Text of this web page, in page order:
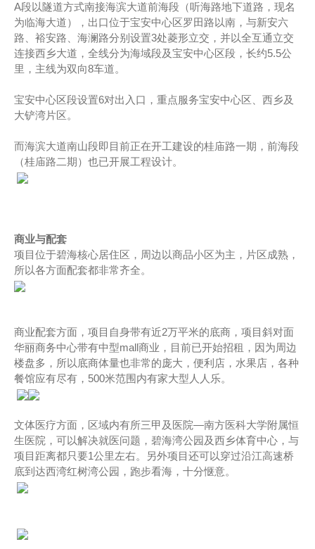
A段以隧道方式南接海滨大道前海段（听海路地下道路，现名
为临海大道），出口位于宝安中心区罗田路以南，与新安六
路、裕安路、海澜路分别设置3处菱形立交，并以全互通立交
连接西乡大道，全线分为海域段及宝安中心区段，长约5.5公
里，主线为双向8车道。
宝安中心区段设置6对出入口，重点服务宝安中心区、西乡及
大铲湾片区。
而海滨大道南山段即目前正在开工建设的桂庙路一期，前海段
（桂庙路二期）也已开展工程设计。
商业与配套
项目位于碧海核心居住区，周边以商品小区为主，片区成熟，
所以各方面配套都非常齐全。
商业配套方面，项目自身带有近2万平米的底商，项目斜对面
华丽商务中心带有中型mall商业，目前已开始招租，因为周边
楼盘多，所以底商体量也非常的庞大，便利店，水果店，各种
餐馆应有尽有，500米范围内有家大型人人乐。
文体医疗方面，区域内有所三甲及医院—南方医科大学附属恒
生医院，可以解决就医问题，碧海湾公园及西乡体育中心，与
项目距离都只要1公里左右。另外项目还可以穿过沿江高速桥
底到达西湾红树湾公园，跑步看海，十分惬意。